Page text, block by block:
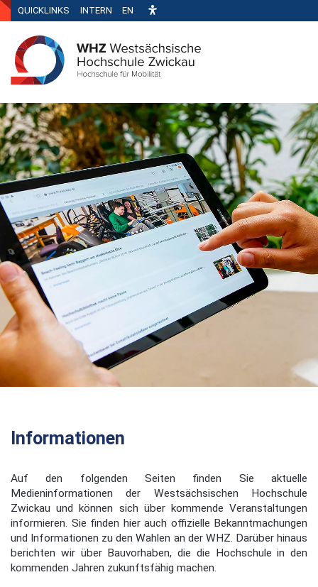
QUICKLINKS INTERN EN
Informationen
Auf den folgenden Seiten finden Sie aktuelle
Medieninformationen der Westsächsischen Hochschule
Zwickau und können sich über kommende Veranstaltungen
informieren. Sie finden hier auch offizielle Bekanntmachungen
und Informationen zu den Wahlen an der WHZ. Darüber hinaus
berichten wir über Bauvorhaben, die die Hochschule in den
kommenden Jahren zukunftsfähig machen.